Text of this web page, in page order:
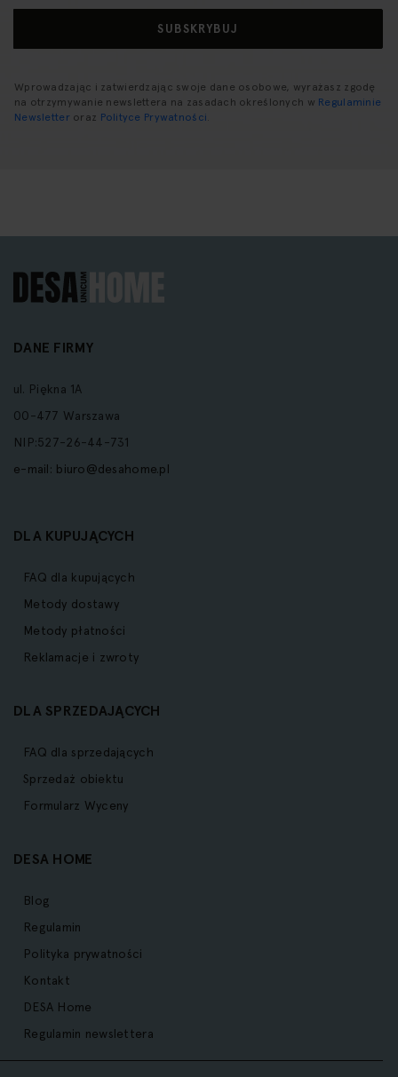
SUBSKRYBUJ
Wprowadzając i zatwierdzając swoje dane osobowe, wyrażasz zgodę
na otrzymywanie newslettera na zasadach określonych w Regulaminie
Newsletter oraz Polityce Prywatności.
DANE FIRMY
ul. Piękna 1A
00-477 Warszawa
NIP:527-26-44-731
e-mail: biuro@desahome.pl
DLA KUPUJĄCYCH
FAQ dla kupujących
Metody dostawy
Metody płatności
Reklamacje i zwroty
DLA SPRZEDAJĄCYCH
FAQ dla sprzedających
Sprzedaż obiektu
Formularz Wyceny
DESA HOME
Blog
Regulamin
Polityka prywatności
Kontakt
DESA Home
Regulamin newslettera